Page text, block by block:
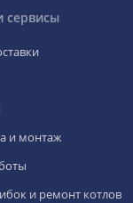
сервисы
и монтаж
и ремонт котлов